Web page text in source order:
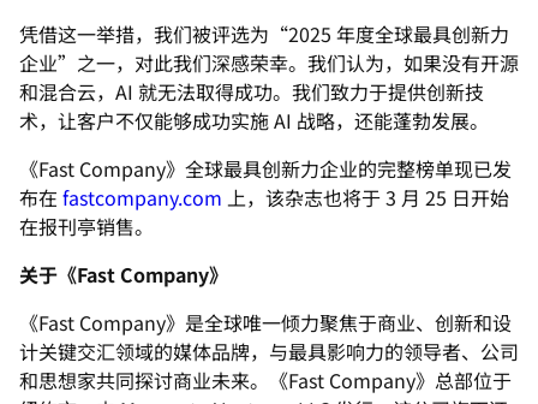
凭借这一举措，我们被评选为“2025 年度全球最具创新力
企业”之一，对此我们深感荣幸。我们认为，如果没有开源
和混合云，AI 就无法取得成功。我们致力于提供创新技
术，让客户不仅能够成功实施 AI 战略，还能蓬勃发展。
《Fast Company》全球最具创新力企业的完整榜单现已发
布在 fastcompany.com 上，该杂志也将于 3 月 25 日开始
在报刊亭销售。
关于《Fast Company》
《Fast Company》是全球唯一倾力聚焦于商业、创新和设
计关键交汇领域的媒体品牌，与最具影响力的领导者、公司
和思想家共同探讨商业未来。《Fast Company》总部位于